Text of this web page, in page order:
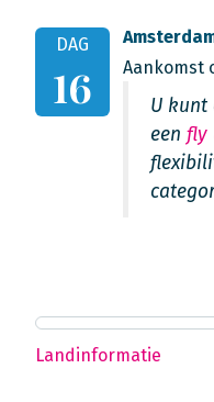
DAG
16
Aankomst
U kunt
een fly
Landinformatie